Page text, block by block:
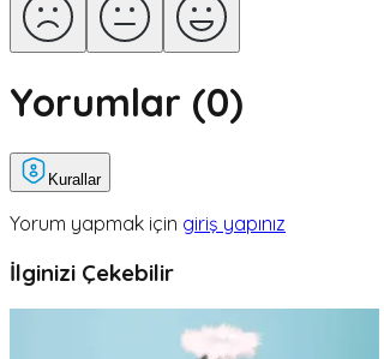
Yorumlar (0)
Kurallar
Yorum yapmak için giriş yapınız
İlginizi Çekebilir